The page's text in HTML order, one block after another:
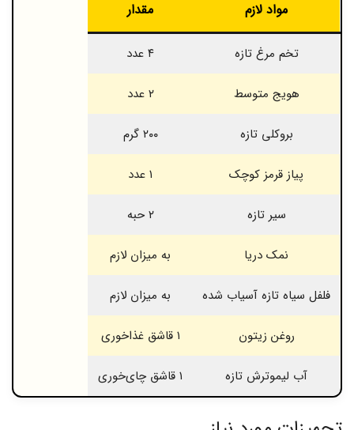
مواد لازم مقدار
تخم مرغ تازه ۴ عدد
هویج متوسط ۲ عدد
بروکلی تازه ۲۰۰ گرم
پیاز قرمز کوچک ۱ عدد
سیر تازه ۲ حبه
نمک دریا به میزان لازم
فلفل سیاه تازه آسیاب شده به میزان لازم
روغن زیتون ۱ قاشق غذاخوری
آب لیموترش تازه ۱ قاشق چای‌خوری